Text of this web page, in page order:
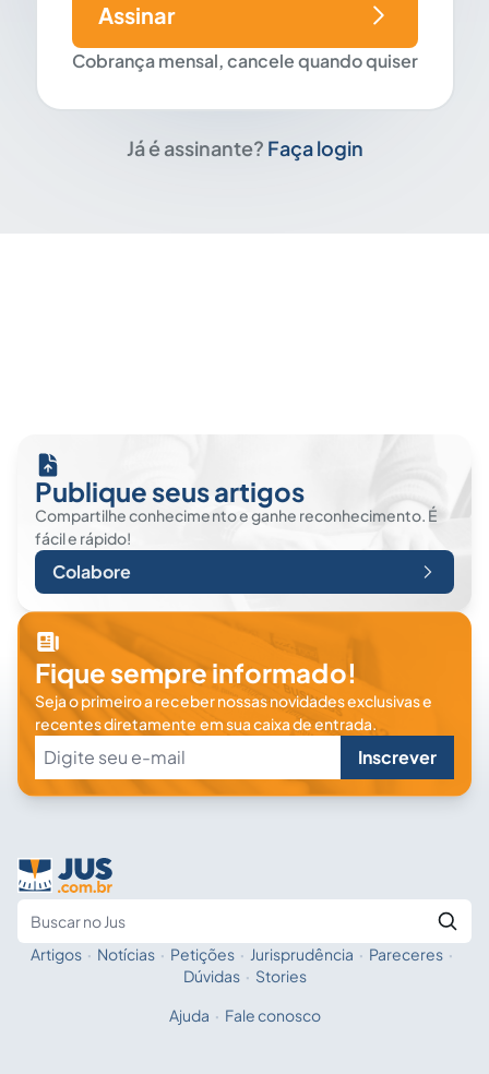
Cobrança mensal, cancele quando quiser
Assinar
Já é assinante? Faça login
Publique seus artigos
Compartilhe conhecimento e ganhe reconhecimento. É
fácil e rápido!
Colabore
Fique sempre informado!
Seja o primeiro a receber nossas novidades exclusivas e
recentes diretamente em sua caixa de entrada.
Inscrever
Fale com a IA
Artigos · Notícias · Petições · Jurisprudência · Pareceres ·
Dúvidas · Stories
Ajuda · Fale conosco